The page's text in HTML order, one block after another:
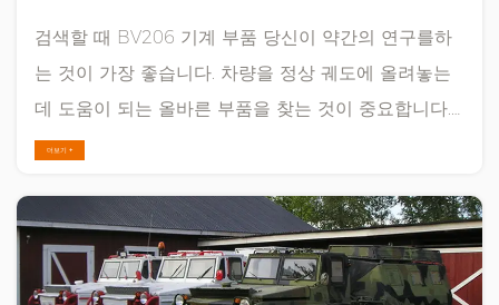
검색할 때 BV206 기계 부품 당신이 약간의 연구를하
는 것이 가장 좋습니다. 차량을 정상 궤도에 올려놓는
데 도움이 되는 올바른 부품을 찾는 것이 중요합니다.
새 차에 특정 부품이 필요한지 아니면 수리해야 하는
면 어떤 유형의 부품이 필요한지 알 수 있으므로 쉽게
구입할 수 있습니다. 쇼핑을 하기 전에 특정 브랜드에
대해 잘 알고 있는지 확인하십시오. 이를 통해 신뢰할
더보기 +